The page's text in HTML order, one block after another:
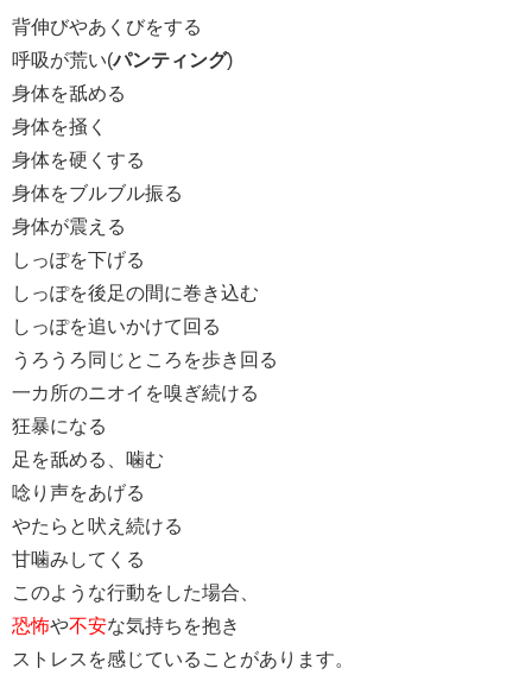
背伸びやあくびをする
呼吸が荒い(パンティング)
身体を舐める
身体を掻く
身体を硬くする
身体をブルブル振る
身体が震える
しっぽを下げる
しっぽを後足の間に巻き込む
しっぽを追いかけて回る
うろうろ同じところを歩き回る
一カ所のニオイを嗅ぎ続ける
狂暴になる
足を舐める、噛む
唸り声をあげる
やたらと吠え続ける
甘噛みしてくる
このような行動をした場合、
恐怖や不安な気持ちを抱き
ストレスを感じていることがあります。